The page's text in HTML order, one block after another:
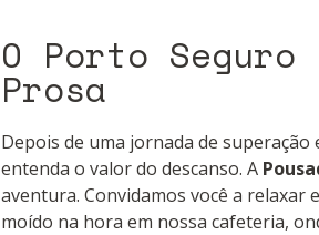
O Porto
Prosa
Depois de uma jornada de
entenda o valor do descanso. A
aventura. Convidamos você a
moído na hora em nossa cafeteria,